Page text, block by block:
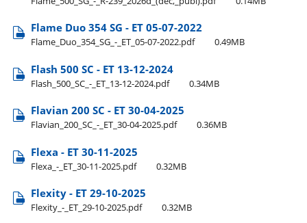
Flame Duo 354 SG - ET 05-07-2022
Flame​_Duo​_354​_SG​_-​_ET​_05-07-2022.pdf 0.49MB
Flash 500 SC - ET 13-12-2024
Flash​_500​_SC​_-​_ET​_13-12-2024.pdf 0.34MB
Flavian 200 SC - ET 30-04-2025
Flavian​_200​_SC​_-​_ET​_30-04-2025.pdf 0.36MB
Flexa - ET 30-11-2025
Flexa​_-​_ET​_30-11-2025.pdf 0.32MB
Flexity - ET 29-10-2025
Flexity​_-​_ET​_29-10-2025.pdf 0.32MB